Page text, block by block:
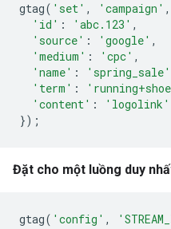
gtag( 'set' , 'campaign' ,
'id' : 'abc.123' ,
'source' : 'google' ,
'medium' : 'cpc' ,
'name' : 'spring_sale'
'term' :
'content' :
'logolink'
});
Đặt cho một luồng duy
gtag( 'config' ,